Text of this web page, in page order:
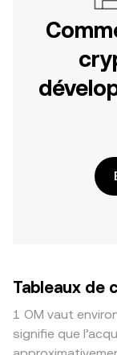
Tableaux de
1 OM vaut
signifie que